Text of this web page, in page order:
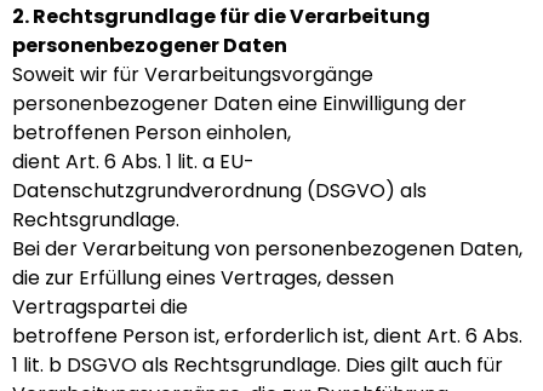
2. Rechtsgrundlage für die Verarbeitung
personenbezogener Daten
Soweit wir für Verarbeitungsvorgänge
personenbezogener Daten eine Einwilligung der
betroffenen Person einholen,
dient Art. 6 Abs. 1 lit. a EU-
Datenschutzgrundverordnung (DSGVO) als
Rechtsgrundlage.
Bei der Verarbeitung von personenbezogenen Daten,
die zur Erfüllung eines Vertrages, dessen
Vertragspartei die
betroffene Person ist, erforderlich ist, dient Art. 6 Abs.
1 lit. b DSGVO als Rechtsgrundlage. Dies gilt auch für